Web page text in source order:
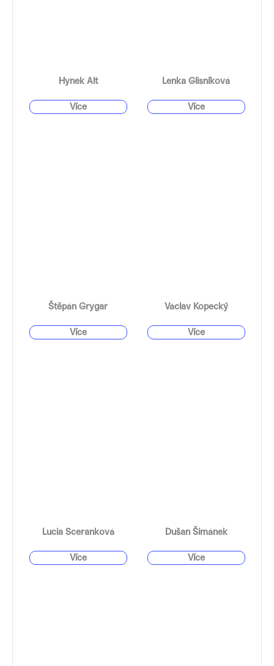
Hynek Alt Lenka Glisníková
Štěpán Grygar Václav Kopecký
Lucia Sceranková Dušan Šimánek